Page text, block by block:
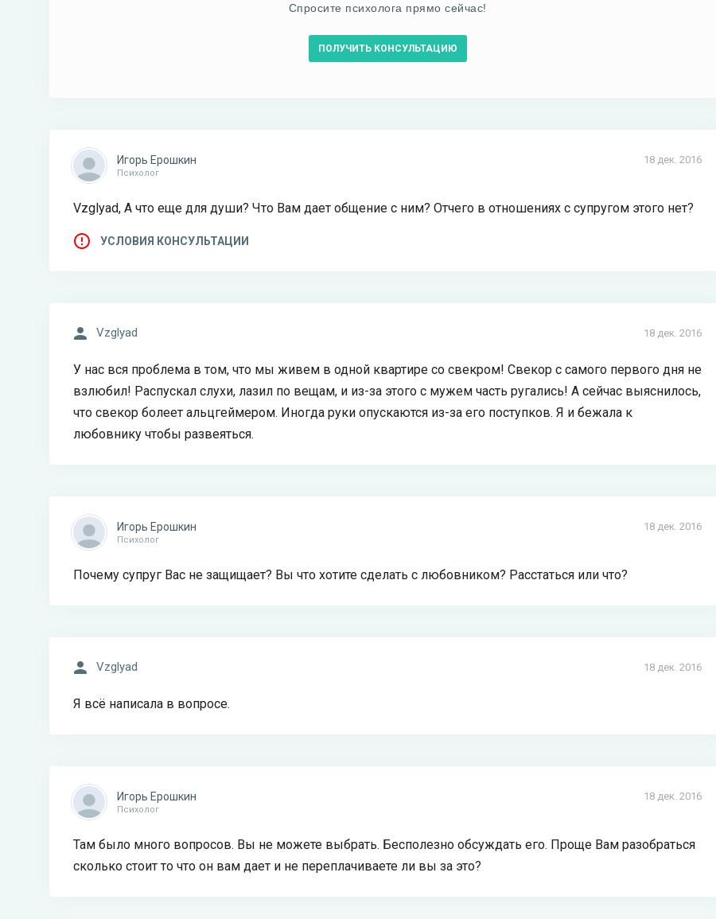
Спросите психолога прямо сейчас!
ПОЛУЧИТЬ КОНСУЛЬТАЦИЮ
18 дек. 2016
Игорь Ерошкин
Психолог
Vzglyad, А что еще для души? Что Вам дает общение с ним? Отчего в отношениях с супругом этого нет?
УСЛОВИЯ КОНСУЛЬТАЦИИ
18 дек. 2016
Vzglyad
У нас вся проблема в том, что мы живем в одной квартире со свекром! Свекор с самого первого дня не
взлюбил! Распускал слухи, лазил по вещам, и из-за этого с мужем часть ругались! А сейчас выяснилось,
что свекор болеет альцгеймером. Иногда руки опускаются из-за его поступков. Я и бежала к
любовнику чтобы развеяться.
18 дек. 2016
Игорь Ерошкин
Психолог
Почему супруг Вас не защищает? Вы что хотите сделать с любовником? Расстаться или что?
18 дек. 2016
Vzglyad
Я всё написала в вопросе.
18 дек. 2016
Игорь Ерошкин
Психолог
Там было много вопросов. Вы не можете выбрать. Бесполезно обсуждать его. Проще Вам разобраться
сколько стоит то что он вам дает и не переплачиваете ли вы за это?